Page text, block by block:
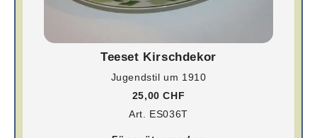
Teeset Kirschdekor
Jugendstil um 1910
25,00 CHF
Art. ES036T